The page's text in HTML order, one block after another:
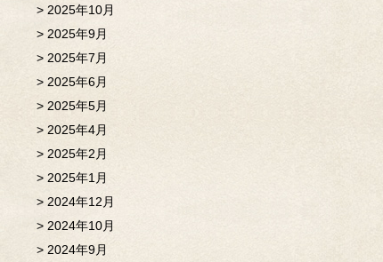
2025年10月
2025年9月
2025年7月
2025年6月
2025年5月
2025年4月
2025年2月
2025年1月
2024年12月
2024年10月
2024年9月